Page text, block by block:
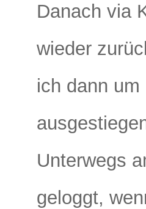
Danach via
wieder
ich dann
Unterwegs
geloggt,